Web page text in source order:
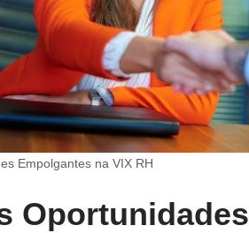
Empolgantes na VIX RH
Oportunidades